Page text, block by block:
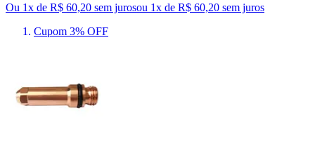
Ou 1x de R$ 60,20 sem jurosou 1x de R$ 60,20 sem juros
Cupom 3% OFF